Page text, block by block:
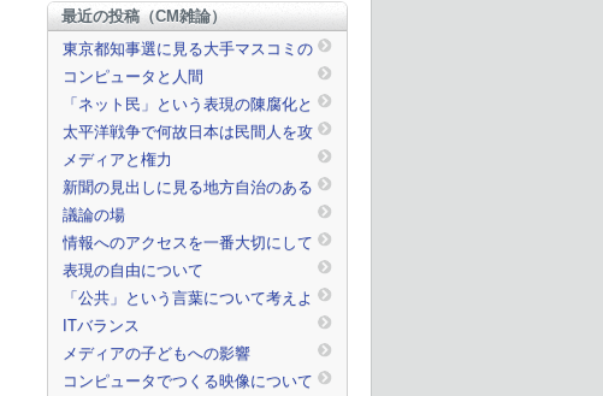
最近の投稿（CM雑論）
東京都知事選に見る大手マスコミの
対応
コンピュータと人間
「ネット民」という表現の陳腐化と
ニュースとネットの関係
太平洋戦争で何故日本は民間人を攻
撃されたのか。
メディアと権力
新聞の見出しに見る地方自治のある
一面
議論の場
情報へのアクセスを一番大切にして
ほしい
表現の自由について
「公共」という言葉について考えよ
う
ITバランス
メディアの子どもへの影響
コンピュータでつくる映像について